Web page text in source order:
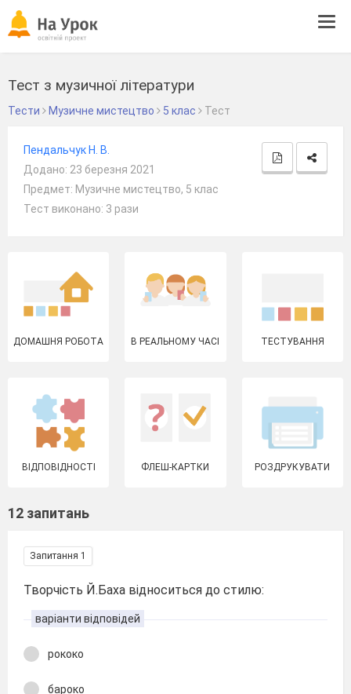
Тест з музичної літератури
Тести Музичне мистецтво 5 клас Тест
Пендальчук Н. В.
Додано: 23 березня 2021
Предмет: Музичне мистецтво, 5 клас
Тест виконано: 3 рази
ДОМАШНЯ РОБОТА В РЕАЛЬНОМУ ЧАСІ ТЕСТУВАННЯ
ВІДПОВІДНОСТІ ФЛЕШ-КАРТКИ РОЗДРУКУВАТИ
12 запитань
Запитання 1
Творчість Й.Баха відноситься до стилю:
варіанти відповідей
рококо
бароко